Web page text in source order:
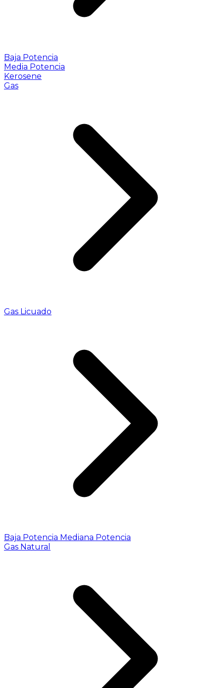
Baja Potencia
Media Potencia
Kerosene
Gas
Gas Licuado
Baja Potencia Mediana Potencia
Gas Natural